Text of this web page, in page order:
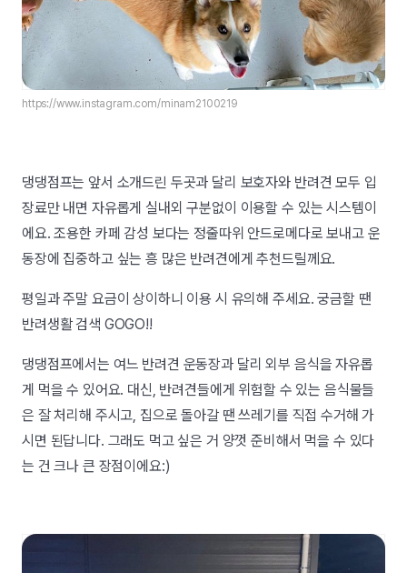
https://www.instagram.com/minam2100219
댕댕점프는 앞서 소개드린 두곳과 달리 보호자와 반려견 모두 입
장료만 내면 자유롭게 실내외 구분없이 이용할 수 있는 시스템이
에요. 조용한 카페 감성 보다는 정줄따위 안드로메다로 보내고 운
동장에 집중하고 싶는 흥 많은 반려견에게 추천드릴께요.
평일과 주말 요금이 상이하니 이용 시 유의해 주세요. 궁금할 땐
반려생활 검색 GOGO!!
댕댕점프에서는 여느 반려견 운동장과 달리 외부 음식을 자유롭
게 먹을 수 있어요. 대신, 반려견들에게 위험할 수 있는 음식물들
은 잘 처리해 주시고, 집으로 돌아갈 땐 쓰레기를 직접 수거해 가
시면 된답니다. 그래도 먹고 싶은 거 양껏 준비해서 먹을 수 있다
는 건 크나 큰 장점이에요:)